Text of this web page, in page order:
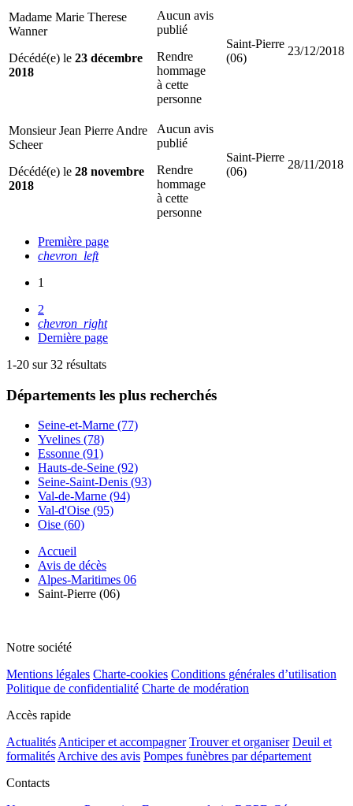
Madame Marie Therese
Wanner
Décédé(e) le 23 décembre
2018
Aucun avis
publié
Rendre
hommage
à cette
personne
Saint-Pierre
(06)
23/12/2018
Monsieur Jean Pierre Andre
Scheer
Décédé(e) le 28 novembre
2018
Aucun avis
publié
Rendre
hommage
à cette
personne
Saint-Pierre
(06)
28/11/2018
Première page
chevron_left
1
2
chevron_right
Dernière page
1-20 sur 32 résultats
Départements les plus recherchés
Seine-et-Marne (77)
Yvelines (78)
Essonne (91)
Hauts-de-Seine (92)
Seine-Saint-Denis (93)
Val-de-Marne (94)
Val-d'Oise (95)
Oise (60)
Accueil
Avis de décès
Alpes-Maritimes 06
Saint-Pierre (06)
Notre société
Mentions légales Charte-cookies Conditions générales d’utilisation
Politique de confidentialité Charte de modération
Accès rapide
Actualités Anticiper et accompagner Trouver et organiser Deuil et
formalités Archive des avis Pompes funèbres par département
Contacts